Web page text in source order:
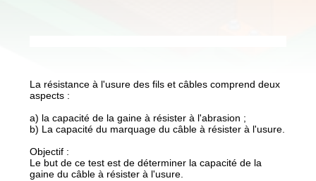
NOUVELLES
PLAN
La résistance à l'usure des fils et câbles comprend deux
aspects :
a) la capacité de la gaine à résister à l'abrasion ;
b) La capacité du marquage du câble à résister à l'usure.
Objectif :
Le but de ce test est de déterminer la capacité de la
gaine du câble à résister à l'usure.